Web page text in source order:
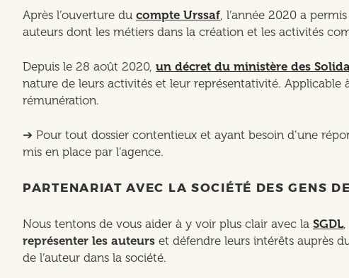
Après l’ouverture du compte Urssaf, l’année 2020 a
auteurs dont les métiers dans la création et les activités
Depuis le 28 août 2020, un décret du ministère des
nature de leurs activités et leur représentativité.
rémunération.
➔ Pour tout dossier contentieux et ayant besoin d’une
mis en place par l’agence.
PARTENARIAT AVEC LA SOCIÉTÉ DES GENS
Nous tentons de vous aider à y voir plus clair avec la SGDL,
représenter les auteurs et défendre leurs intérêts auprès
de l’auteur dans la société.